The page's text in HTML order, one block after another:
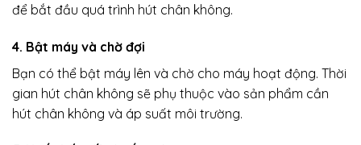
để bắt đầu quá trình hút chân không.
4. Bật máy và chờ đợi
Bạn có thể bật máy lên và chờ cho máy hoạt động. Thời
gian hút chân không sẽ phụ thuộc vào sản phẩm cần
hút chân không và áp suất môi trường.